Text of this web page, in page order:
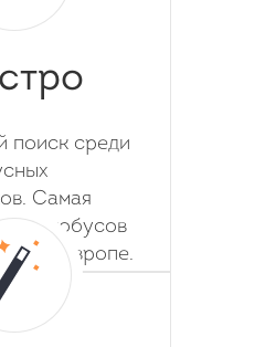
поиск среди
Самая
автобусов
и Европе.